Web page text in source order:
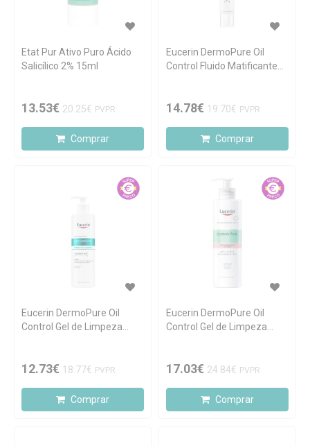
Etat Pur Ativo Puro Ácido
Salicílico 2% 15ml
13.53€ 20.25€ PVPR
Comprar
Eucerin DermoPure Oil
Control Fluido Matificante
14.78€ 19.70€ PVPR
Comprar
Eucerin DermoPure Oil
Control Gel de Limpeza
12.73€ 18.77€ PVPR
Comprar
Eucerin DermoPure Oil
Control Gel de Limpeza
17.03€ 24.84€ PVPR
Comprar